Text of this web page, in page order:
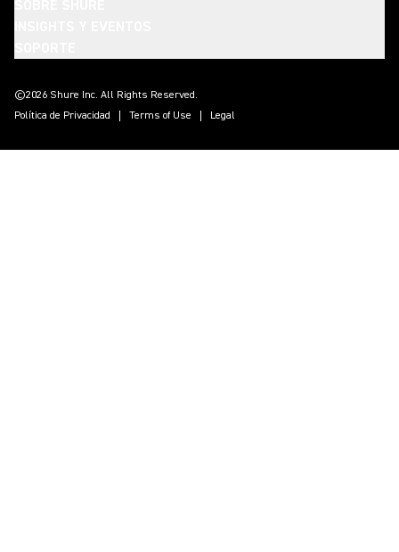
©2026 Shure Inc. All Rights Reserved.
Política de Privacidad
Terms of Use Legal